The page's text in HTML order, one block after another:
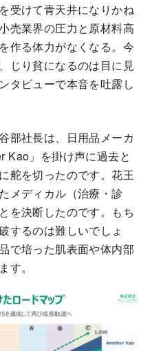
受けて青天井になりかね
売業界の圧力と原材料高
作る体力がなくなる。今
じり貧になるのは目に見
タビューで本音を吐露し
部社長は、日用品メーカ
Kao」を掛け声に過去と
舵を切ったのです。花王
メディカル（治療・診
を決断したのです。もち
するのは難しいでしょ
で培った肌表面や体内部
す。